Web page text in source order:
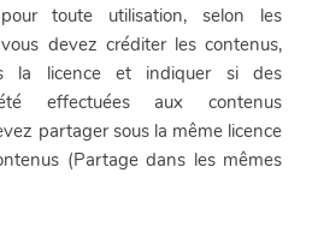
toute utilisation, selon les
devez créditer les contenus,
la licence et indiquer si des
effectuées aux contenus
partager sous la même licence
(Partage dans les mêmes